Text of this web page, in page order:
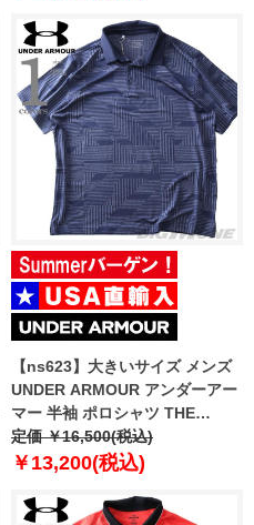
【ns623】大きいサイズ メンズ
UNDER ARMOUR アンダーアー
マー 半袖 ポロシャツ THE
PLAYOFF POLO USA直輸入
um0970
定価 ￥16,500(税込)
￥13,200(税込)